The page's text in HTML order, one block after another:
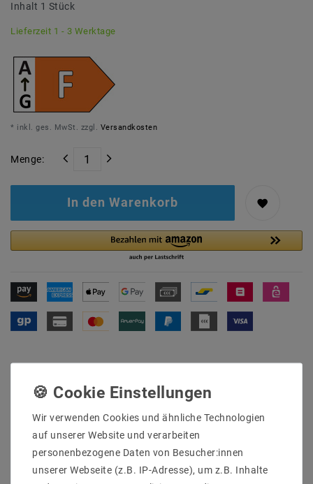
Inhalt 1 Stück
Lieferzeit 1 - 3 Werktage
* inkl. ges. MwSt. zzgl. Versandkosten
Menge:
In den Warenkorb
Sicher
einkaufen
Schnelle
Lieferung
Kostenlose
Wir verwenden Cookies und ähnliche Technologien
auf unserer Website und verarbeiten
personenbezogene Daten von Besucher:innen
unserer Webseite (z.B. IP-Adresse), um z.B. Inhalte